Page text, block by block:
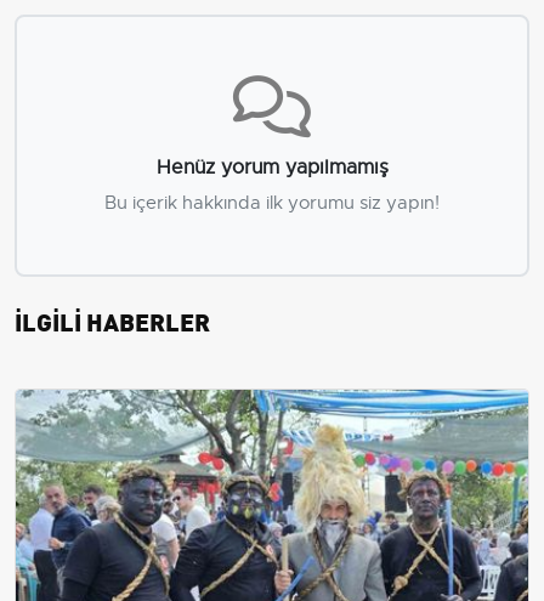
Henüz yorum yapılmamış
Bu içerik hakkında ilk yorumu siz yapın!
İLGİLİ HABERLER